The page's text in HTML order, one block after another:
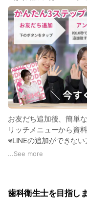
お友だち追加後、簡単
リッチメニューから資
※LINEの追加ができな
い。
...See more
歯科衛生士を目指し